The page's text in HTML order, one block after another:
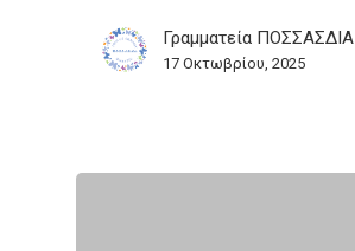
Γραμματεία ΠΟΣΣΑΣΔΙΑ
17 Οκτωβρίου, 2025